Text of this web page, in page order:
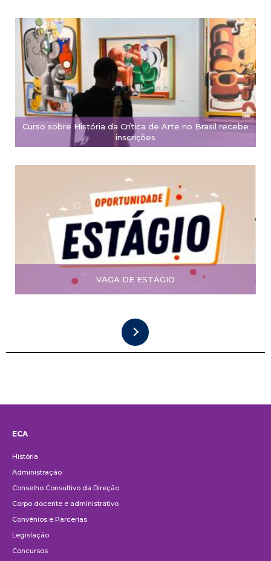
Curso sobre História da Crítica de Arte no Brasil recebe
inscrições
VAGA DE ESTÁGIO
ECA
História
Administração
Conselho Consultivo da Direção
Corpo docente e administrativo
Convênios e Parcerias
Legislação
Concursos